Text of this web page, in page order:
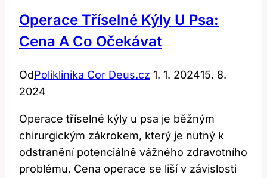
Operace Tříselné Kýly U Psa:
Cena A Co Očekávat
OdPoliklinika Cor Deus.cz 1. 1. 202415. 8.
2024
Operace tříselné kýly u psa je běžným
chirurgickým zákrokem, který je nutný k
odstranění potenciálně vážného zdravotního
problému. Cena operace se liší v závislosti